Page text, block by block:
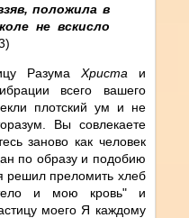
положила в
не вскисло
Разума Христа и
всего вашего
плотский ум и не
Вы совлекаете
заново как человек
по образу и подобию
решил преломить хлеб
и мою кровь" и
моего Я каждому